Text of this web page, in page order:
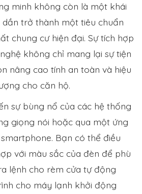
minh không còn là một khái
trở thành một tiêu chuẩn
chung cư hiện đại. Sự tích hợp
không chỉ mang lại sự tiện
nâng cao tính an toàn và hiệu
cho căn hộ.
sự bùng nổ của các hệ thống
giọng nói hoặc qua một ứng
Bạn có thể điều
với màu sắc của đèn để phù
lệnh cho rèm cửa tự động
cho máy lạnh khởi động